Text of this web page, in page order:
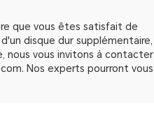
que vous êtes satisfait de
disque dur supplémentaire,
nous vous invitons à contacter
Nos experts pourront vous